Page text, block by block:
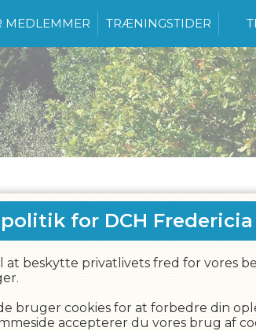
MEDLEMMER TRÆNINGSTIDER
for DCH Fredericia
beskytte privatlivets fred for vores
bruger cookies for at forbedre din
accepterer du vores brug af